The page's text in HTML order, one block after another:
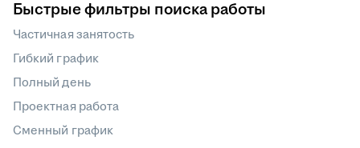
Быстрые фильтры поиска работы
Частичная занятость
Гибкий график
Полный день
Проектная работа
Сменный график